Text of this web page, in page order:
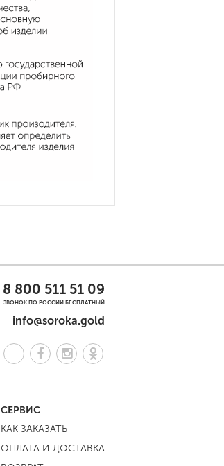
8 800 511 51 09
ЗВОНОК ПО РОССИИ БЕСПЛАТНЫЙ
info@soroka.gold
СЕРВИС
КАК ЗАКАЗАТЬ
ОПЛАТА И ДОСТАВКА